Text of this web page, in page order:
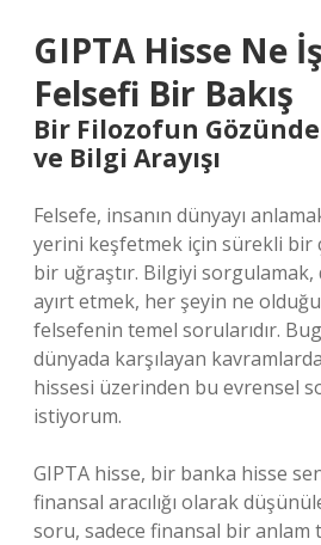
GIPTA Hisse Ne
Felsefi Bir Bakış
Bir Filozofun
ve Bilgi Arayışı
Felsefe, insanın dünyayı
yerini keşfetmek için sürekli bir
bir uğraştır. Bilgiyi sorgulamak,
ayırt etmek, her şeyin ne
felsefenin temel sorularıdır.
dünyada karşılayan
hissesi üzerinden bu evrensel
istiyorum.
GIPTA hisse, bir banka hisse
finansal aracılığı olarak
soru, sadece finansal bir anlam